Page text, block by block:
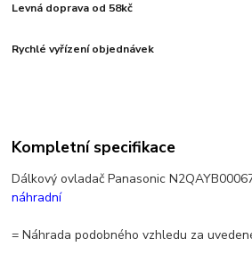
Levná doprava od 58kč
Rychlé vyřízení objednávek
Kompletní specifikace
Dálkový ovladač Panasonic
náhradní
= Náhrada podobného vzhledu za